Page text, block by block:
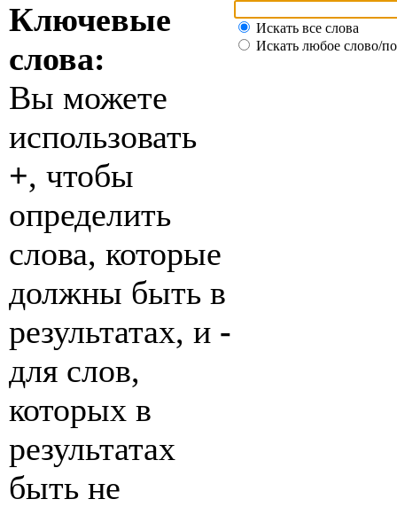
Ключевые
слова:
Вы можете
использовать
+, чтобы
определить
слова, которые
должны быть в
результатах, и -
для слов,
которых в
результатах
быть не
Искать все слова
Искать любое слово/